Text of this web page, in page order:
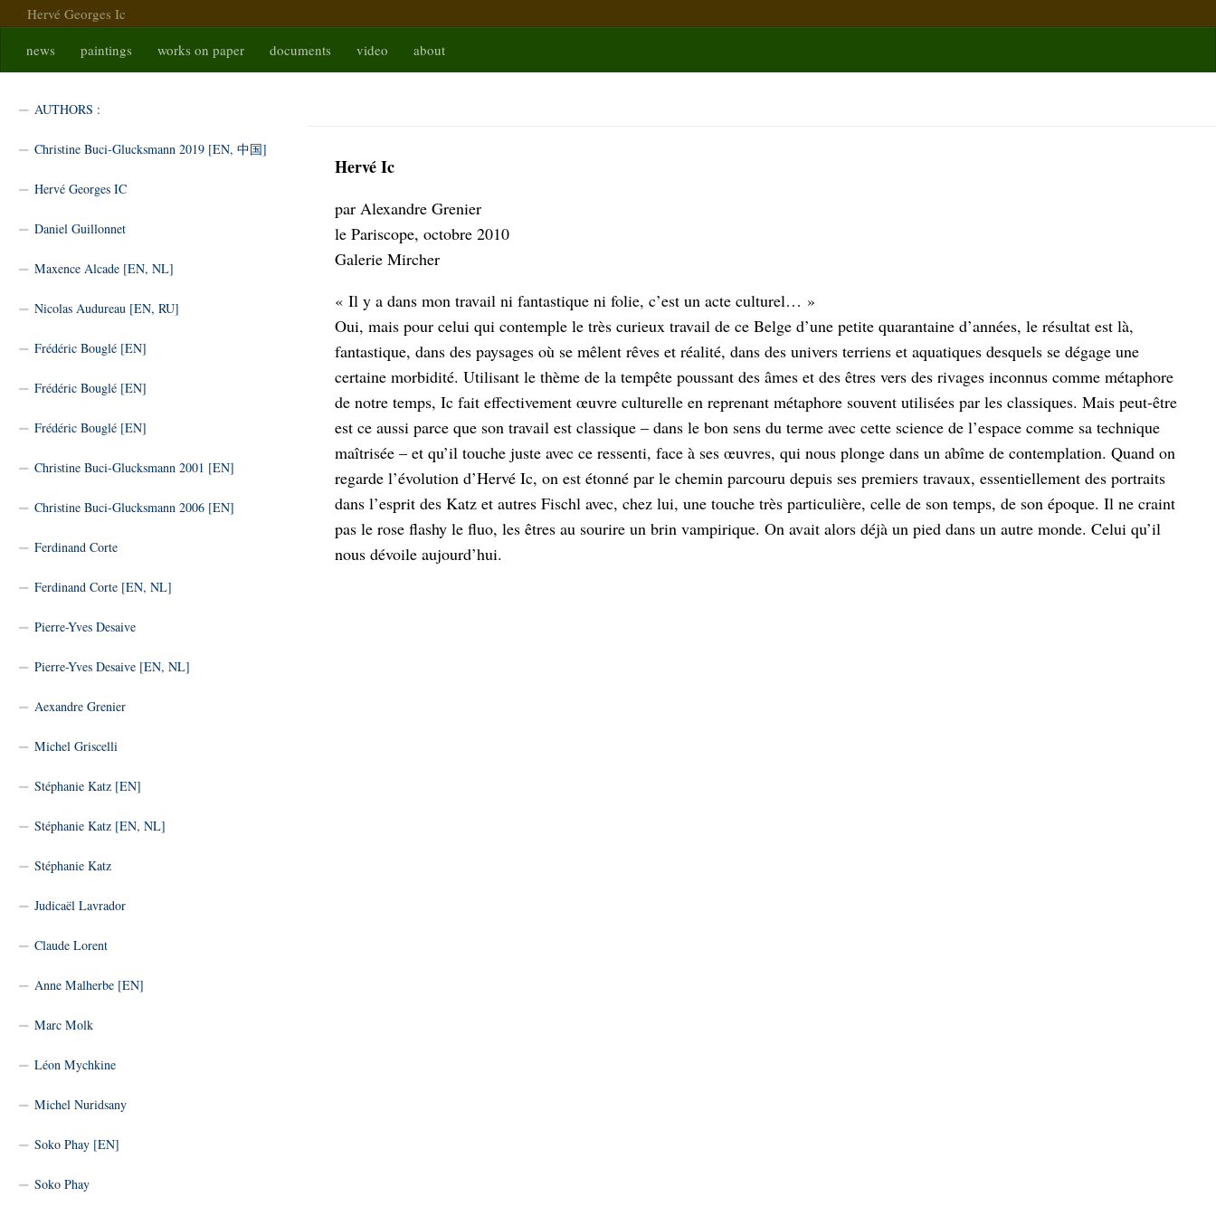
Skip to content
Hervé Georges Ic
news
paintings works on paper documents video about
Hervé Ic
par Alexandre Grenier
le Pariscope, octobre 2010
Galerie Mircher
« Il y a dans mon travail ni fantastique ni folie, c’est un acte culturel… »
Oui, mais pour celui qui contemple le très curieux travail de ce Belge d’une petite quarantaine d’années, le résultat est là,
fantastique, dans des paysages où se mêlent rêves et réalité, dans des univers terriens et aquatiques desquels se dégage une
certaine morbidité. Utilisant le thème de la tempête poussant des âmes et des êtres vers des rivages inconnus comme métaphore
de notre temps, Ic fait effectivement œuvre culturelle en reprenant métaphore souvent utilisées par les classiques. Mais peut-être
est ce aussi parce que son travail est classique – dans le bon sens du terme avec cette science de l’espace comme sa technique
maîtrisée – et qu’il touche juste avec ce ressenti, face à ses œuvres, qui nous plonge dans un abîme de contemplation. Quand on
regarde l’évolution d’Hervé Ic, on est étonné par le chemin parcouru depuis ses premiers travaux, essentiellement des portraits
dans l’esprit des Katz et autres Fischl avec, chez lui, une touche très particulière, celle de son temps, de son époque. Il ne craint
pas le rose flashy le fluo, les êtres au sourire un brin vampirique. On avait alors déjà un pied dans un autre monde. Celui qu’il
nous dévoile aujourd’hui.
AUTHORS :
Christine Buci-Glucksmann 2019 [EN, 中国]
Hervé Georges IC
Daniel Guillonnet
Maxence Alcade [EN, NL]
Nicolas Audureau [EN, RU]
Frédéric Bouglé [EN]
Frédéric Bouglé [EN]
Frédéric Bouglé [EN]
Christine Buci-Glucksmann 2001 [EN]
Christine Buci-Glucksmann 2006 [EN]
Ferdinand Corte
Ferdinand Corte [EN, NL]
Pierre-Yves Desaive
Pierre-Yves Desaive [EN, NL]
Aexandre Grenier
Michel Griscelli
Stéphanie Katz [EN]
Stéphanie Katz [EN, NL]
Stéphanie Katz
Judicaël Lavrador
Claude Lorent
Anne Malherbe [EN]
Marc Molk
Léon Mychkine
Michel Nuridsany
Soko Phay [EN]
Soko Phay